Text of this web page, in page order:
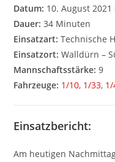
Datum: 10. August
Dauer: 34 Minuten
Einsatzart: Technische
Einsatzort: Walldürn –
Mannschaftsstärke: 9
Fahrzeuge: 1/10, 1/33,
Einsatzbericht:
Am heutigen